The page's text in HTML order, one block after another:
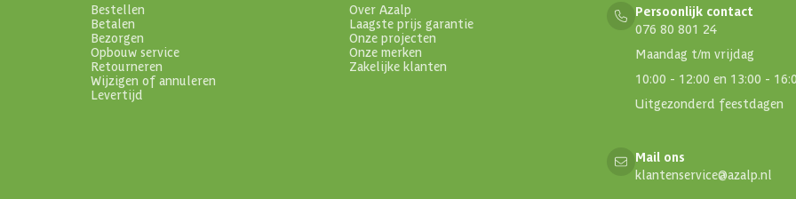
Bestellen
Betalen
Bezorgen
Opbouw service
Retourneren
Wijzigen of annuleren
Levertijd
Over Azalp
Laagste prijs garantie
Onze projecten
Onze merken
Zakelijke klanten
Persoonlijk contact
076 80 801 24
Maandag t/m vrijdag
10:00 - 12:00 en 13:00 -
Uitgezonderd feestdagen
Mail ons
klantenservice@azalp.nl